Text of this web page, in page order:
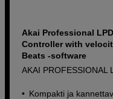
Akai Professional
Controller with
Beats -software
AKAI PROFESSIONAL
Kompakti ja